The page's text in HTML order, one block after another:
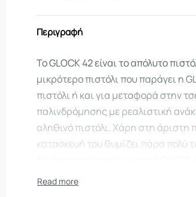
Περιγραφή
Το GLOCK 42 είναι το απόλυτο
μικρότερο πιστόλι που παράγει η
πιστόλι ή και για μεταφορά στην
παλινδρόμησης με ρεαλιστική
αληθινό πιστόλι. Χάρη στη άριστη
κατασκευή του θυμίζει πάρα πολύ
Παγκοσμίως). Τέλος διαθέτει